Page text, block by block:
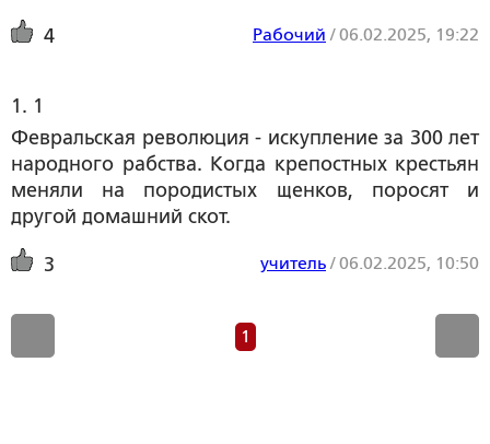
4 Рабочий /06.02.2025, 19:22
1. 1
Февральская революция - искупление за 300 лет
народного рабства. Когда крепостных крестьян
меняли на породистых щенков, поросят и
другой домашний скот.
3 учитель /06.02.2025, 10:50
1